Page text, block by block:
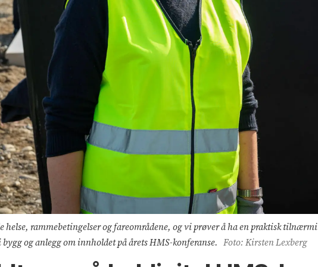
helse, rammebetingelser og fareområdene, og vi prøver å ha en praktisk
og anlegg om innholdet på årets HMS-konferanse. Foto: Kirsten Lexberg